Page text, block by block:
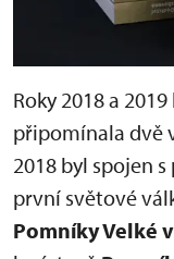
Roky 2018 a
připomínala dvě
2018 byl spojen
první světové
Pomníky Velké